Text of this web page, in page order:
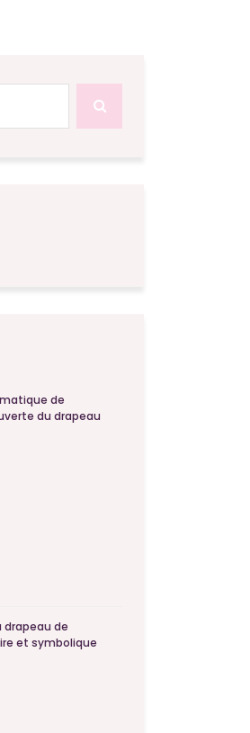
de
du drapeau
drapeau de
et symbolique